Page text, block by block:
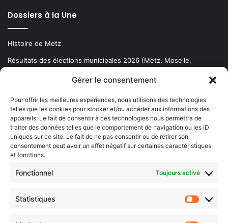
Gérer le consentement
Pour offrir les meilleures expériences, nous utilisons des technologies
telles que les cookies pour stocker et/ou accéder aux informations des
appareils. Le fait de consentir à ces technologies nous permettra de
traiter des données telles que le comportement de navigation ou les ID
uniques sur ce site. Le fait de ne pas consentir ou de retirer son
consentement peut avoir un effet négatif sur certaines caractéristiques
et fonctions.
Fonctionnel Toujours activé
Statistiques
Dossiers à la Une
Histoire de Metz
Résultats des élections municipales 2026 (Metz, Moselle,
Newsletter gratuite
Choisissez : matin, soir ou hebdo ?